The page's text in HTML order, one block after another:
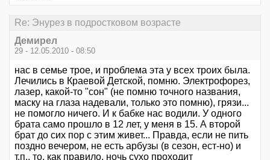
Re: Энурез в подростковом возрасте
Демирел
29 - 12.05.2010 - 08:50
нас в семье трое, и проблема эта у всех троих была.
Лечились в Краевой Детской, помню. Электрофорез,
лазер, какой-то "сон" (не помню точного названия,
маску на глаза надевали, только это помню), грязи...
не помогло ничего. И к бабке нас водили. У одного
брата само прошло в 12 лет, у меня в 15. А второй
брат до сих пор с этим живет... Правда, если не пить
поздно вечером, не есть арбузы (в сезон, ест-но) и
т.п., то, как правило, ночь сухо проходит